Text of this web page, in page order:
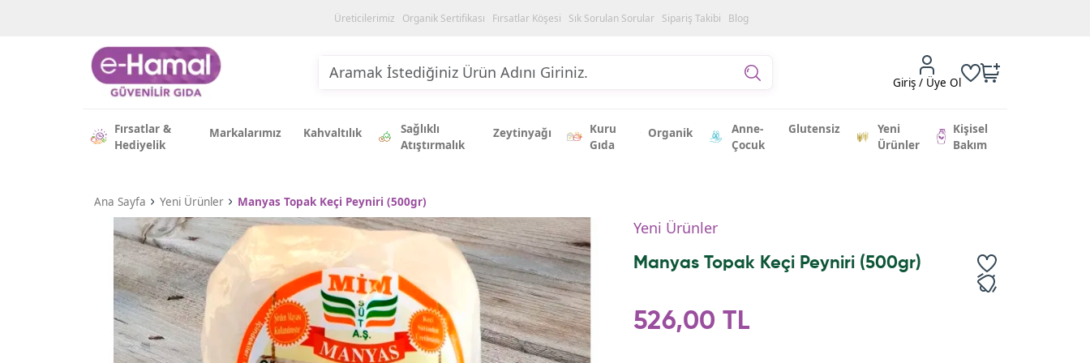
Üreticilerimiz Organik Sertifikası Fırsatlar Köşesi Sık Sorulan Sorular Sipariş Takibi Blog
Giriş / Üye Ol
Fırsatlar &
Hediyelik
Markalarımız Kahvaltılık
Sağlıklı
Atıştırmalık
Zeytinyağı
Kuru
Gıda
Organik
Anne-
Çocuk
Glutensiz
Yeni
Ürünler
Kişisel
Bakım
Ana Sayfa Yeni Ürünler Manyas Topak Keçi Peyniri (500gr)
Yeni Ürünler
Manyas Topak Keçi Peyniri (500gr)
526,00 TL